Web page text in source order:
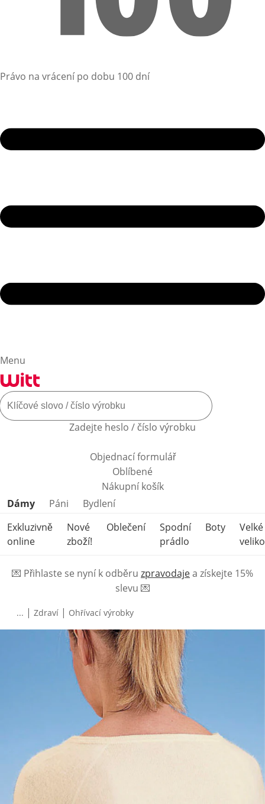
Právo na vrácení po dobu 100 dní
Menu
Zadejte heslo / číslo výrobku
Objednací formulář
Oblíbené
Nákupní košík
Přeskočit kategorie produktů
Dámy Páni
Bydlení
Exkluzivně
online
Nové
zboží!
Oblečení
Spodní
prádlo
Boty
Velké
💌 Přihlaste se nyní k odběru zpravodajea získejte 15%
slevu 💌
... | Zdraví | Ohřívací výrobky